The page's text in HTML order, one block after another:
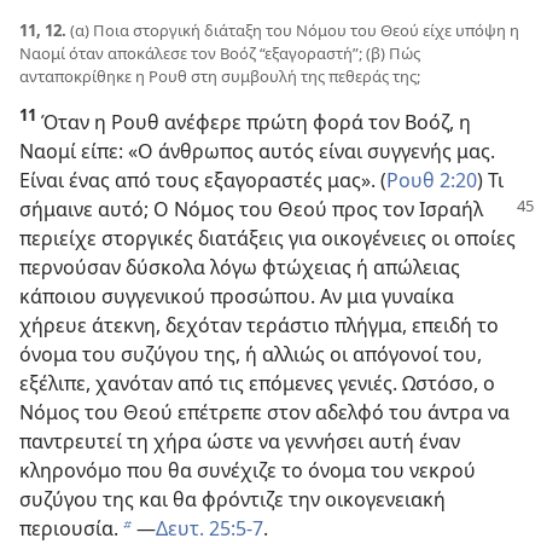
11, 12. (α) Ποια στοργική διάταξη του Νόμου του Θεού είχε υπόψη η
Ναομί όταν αποκάλεσε τον Βοόζ “εξαγοραστή”; (β) Πώς
ανταποκρίθηκε η Ρουθ στη συμβουλή της πεθεράς της;
11 Όταν η Ρουθ ανέφερε πρώτη φορά τον Βοόζ, η
Ναομί είπε: «Ο άνθρωπος αυτός είναι συγγενής μας.
Είναι ένας από τους εξαγοραστές μας». (Ρουθ 2:20) Τι
σήμαινε αυτό; Ο Νόμος του Θεού προς τον Ισραήλ
περιείχε στοργικές διατάξεις για οικογένειες οι οποίες
περνούσαν δύσκολα λόγω φτώχειας ή απώλειας
κάποιου συγγενικού προσώπου. Αν μια γυναίκα
χήρευε άτεκνη, δεχόταν τεράστιο πλήγμα, επειδή το
όνομα του συζύγου της, ή αλλιώς οι απόγονοί του,
εξέλιπε, χανόταν από τις επόμενες γενιές. Ωστόσο, ο
Νόμος του Θεού επέτρεπε στον αδελφό του άντρα να
παντρευτεί τη χήρα ώστε να γεννήσει αυτή έναν
κληρονόμο που θα συνέχιζε το όνομα του νεκρού
συζύγου της και θα φρόντιζε την οικογενειακή
περιουσία. b​—Δευτ. 25:5-7.